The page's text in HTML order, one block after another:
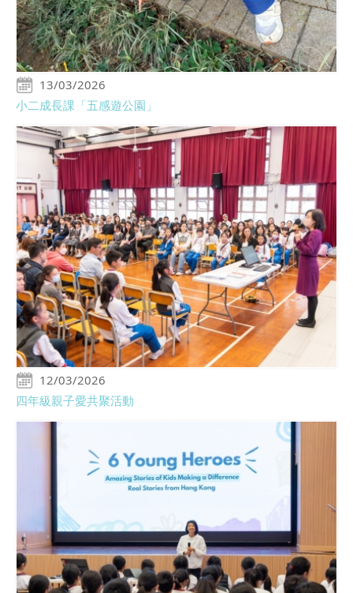
13/03/2026
小二成長課「五感遊公園」
12/03/2026
四年級親子愛共聚活動